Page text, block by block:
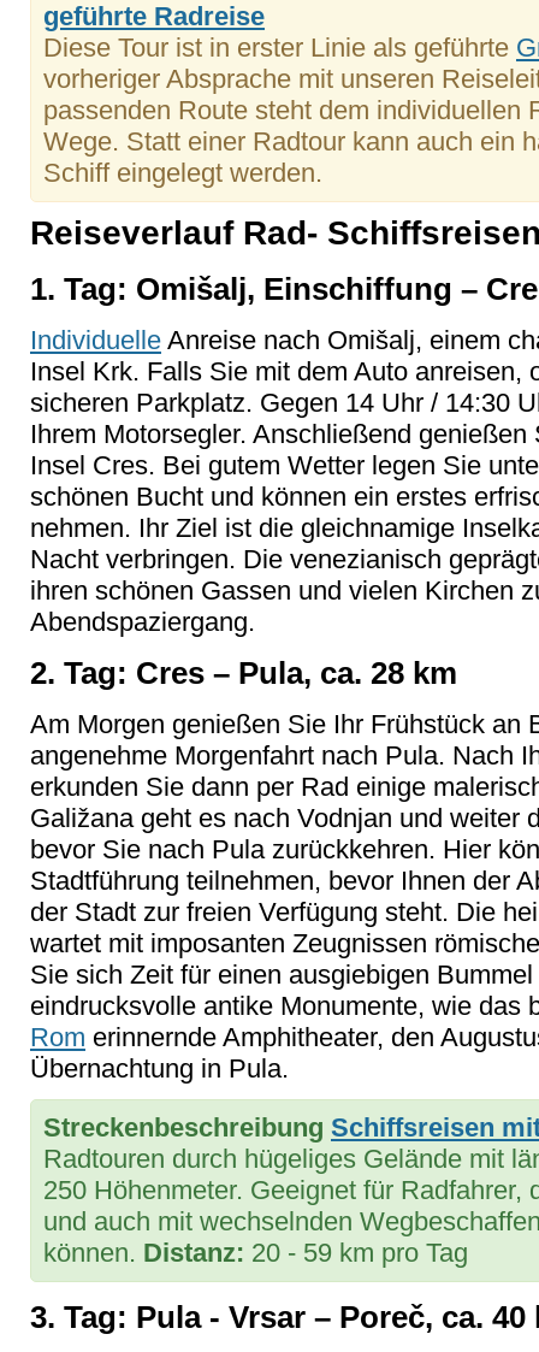
geführte Radreise
Diese Tour ist in erster Linie als geführte
vorheriger Absprache mit unseren
passenden Route steht dem individuellen
Wege. Statt einer Radtour kann auch ein
Schiff eingelegt werden.
Reiseverlauf Rad-
1. Tag: Omišalj, Einschiffung –
Individuelle Anreise nach Omišalj, einem
Insel Krk. Falls Sie mit dem Auto anreisen,
sicheren Parkplatz. Gegen 14 Uhr / 14:30
Ihrem Motorsegler. Anschließend
Insel Cres. Bei gutem Wetter legen Sie
schönen Bucht und können ein erstes
nehmen. Ihr Ziel ist die gleichnamige
Nacht verbringen. Die venezianisch
ihren schönen Gassen und vielen Kirchen
Abendspaziergang.
2. Tag: Cres – Pula, ca. 28 km
Am Morgen genießen Sie Ihr Frühstück an
angenehme Morgenfahrt nach Pula. Nach
erkunden Sie dann per Rad einige
Galižana geht es nach Vodnjan und weiter
bevor Sie nach Pula zurückkehren. Hier
Stadtführung teilnehmen, bevor Ihnen der
der Stadt zur freien Verfügung steht. Die
wartet mit imposanten Zeugnissen
Sie sich Zeit für einen ausgiebigen
eindrucksvolle antike Monumente, wie das
Rom erinnernde Amphitheater, den
Übernachtung in Pula.
Streckenbeschreibung Schiffsreisen
Radtouren durch hügeliges Gelände mit
250 Höhenmeter. Geeignet für
und auch mit wechselnden
können. Distanz: 20 - 59 km pro Tag
3. Tag: Pula - Vrsar – Poreč, ca. 40